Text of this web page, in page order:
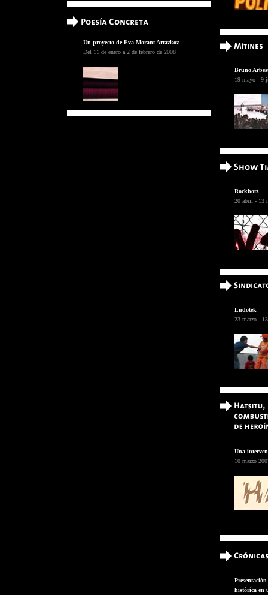
Un proyecto de Eva Morant Artazkoz
Del 11 de enero a 2 de febrero de 2008
Bruno
19 mayo - 9
Rockbotz
20 abril - 13
Ludotek
23 marzo -
Una
10 marzo
histórica en